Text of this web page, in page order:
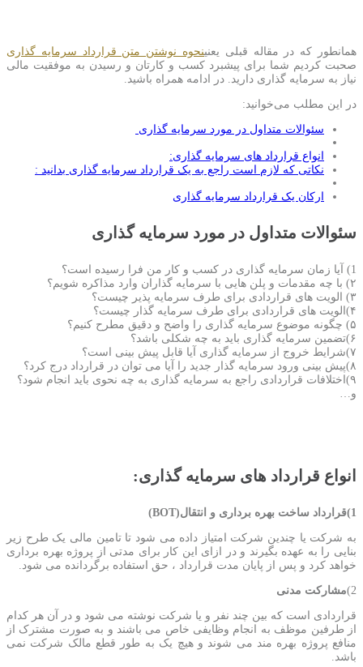
همانطور که در مقاله قبلی یعنینحوه نوشتن متن قرارداد سرمایه گذاری
صحبت کردیم شما برای پیشبرد کسب و کارتان و رسیدن به موفقیت مالی
نیاز به سرمایه گذاری دارید. در ادامه همراه باشید.
در این مطلب می‌خوانید:
سئوالات متداول در مورد سرمایه گذاری
انواع قرارداد های سرمایه گذاری:
نکاتی که لازم است راجع به یک قرارداد سرمایه گذاری بدانید :
ارکان یک قرارداد سرمایه گذاری
سئوالات متداول در مورد سرمایه گذاری
1) آیا زمان سرمایه گذاری در کسب و کار من فرا رسیده است؟
٢) با چه مقدمات و پلن هایی با سرمایه گذاران وارد مذاکره شویم؟
٣) الویت های قراردادی برای طرف سرمایه پذیر چیست؟
۴)الویت های قراردادی برای طرف سرمایه گذار چیست؟
۵) چگونه موضوع سرمایه گذاری را واضح و دقیق مطرح کنیم؟
۶)تضمین سرمایه گذاری باید به چه شکلی باشد؟
٧)شرایط خروج از سرمایه گذاری آیا قابل پیش بینی است؟
٨)پیش بینی ورود سرمایه گذار جدید را آیا می توان در قرارداد درج کرد؟
٩)اختلافات قراردادی راجع به سرمایه گذاری به چه نحوی باید انجام شود؟
و…
انواع قرارداد های سرمایه گذاری:
1)قرارداد ساخت بهره برداری و انتقال(BOT)
به شرکت یا چندین شرکت امتیاز داده می شود تا تامین مالی یک طرح زیر
بنایی را به عهده بگیرند و در ازای این کار برای مدتی از پروژه بهره برداری
خواهد کرد و پس از پایان مدت قرارداد ، حق استفاده برگردانده می شود.
2) مشارکت مدنی
قراردادی است که بین چند نفر و یا شرکت نوشته می شود و در آن هر کدام
از طرفین موظف به انجام وظایفی خاص می باشند و به صورت مشترک از
منافع پروژه بهره مند می شوند و هیچ یک به طور قطع مالک شرکت نمی
باشد.